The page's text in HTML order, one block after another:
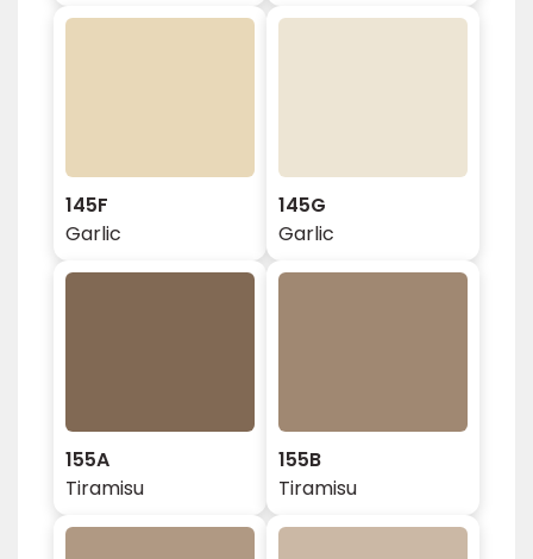
145F
Garlic
145G
Garlic
155A
Tiramisu
155B
Tiramisu